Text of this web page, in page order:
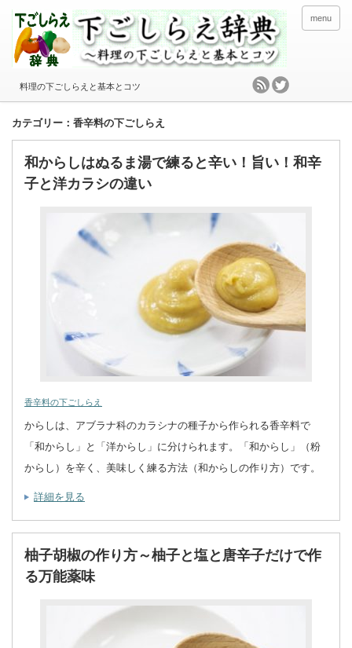
料理の下ごしらえと基本とコツ
menu
カテゴリー：香辛料の下ごしらえ
和からしはぬるま湯で練ると辛い！旨い！和辛
子と洋カラシの違い
香辛料の下ごしらえ
からしは、アブラナ科のカラシナの種子から作られる香辛料で
「和からし」と「洋からし」に分けられます。「和からし」（粉
からし）を辛く、美味しく練る方法（和からしの作り方）です。
詳細を見る
柚子胡椒の作り方～柚子と塩と唐辛子だけで作
る万能薬味